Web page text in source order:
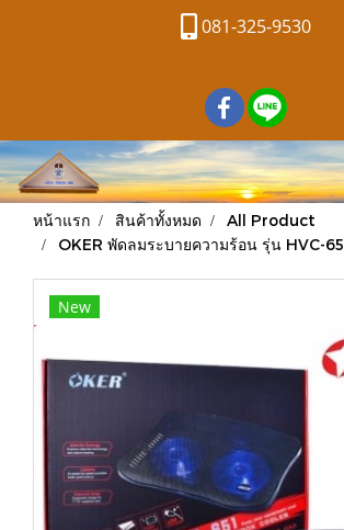
081-325-9530
หน้าแรก สินค้าทั้งหมด
All Product
OKER พัดลมระบายความร้อน รุ่น HVC-
New